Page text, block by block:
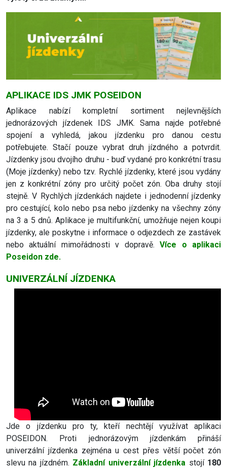
APLIKACE IDS JMK POSEIDON
Aplikace nabízí kompletní sortiment nejlevnějších
jednorázových jízdenek IDS JMK. Sama najde potřebné
spojení a vyhledá, jakou jízdenku pro danou cestu
potřebujete. Stačí pouze vybrat druh jízdného a potvrdit.
Jízdenky jsou dvojího druhu - buď vydané pro konkrétní trasu
(Moje jízdenky) nebo tzv. Rychlé jízdenky, které jsou vydány
jen z konkrétní zóny pro určitý počet zón. Oba druhy stojí
stejně. V Rychlých jízdenkách najdete i jednodenní jízdenky
pro cestující, kolo nebo psa nebo jízdenky na všechny zóny
na 3 a 5 dnů. Aplikace je multifunkční, umožňuje nejen koupi
jízdenky, ale poskytne i informace o odjezdech ze zastávek
nebo aktuální mimořádnosti v dopravě.Více o aplikaci
Poseidon zde.
UNIVERZÁLNÍ JÍZDENKA
Jde o jízdenku pro ty, kteří nechtějí využívat aplikaci
POSEIDON. Proti jednorázovým jízdenkám přináší
univerzální jízdenka zejména u cest přes větší počet zón
slevu na jízdném. Základní univerzální jízdenka stojí 180